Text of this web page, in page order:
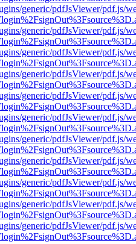
generic/pdfJsViewer/pdf.js/
generic/pdfJsViewer/pdf.js/
generic/pdfJsViewer/pdf.js/
generic/pdfJsViewer/pdf.js/
generic/pdfJsViewer/pdf.js/
generic/pdfJsViewer/pdf.js/
generic/pdfJsViewer/pdf.js/
generic/pdfJsViewer/pdf.js/
generic/pdfJsViewer/pdf.js/
generic/pdfJsViewer/pdf.js/
generic/pdfJsViewer/pdf.js/